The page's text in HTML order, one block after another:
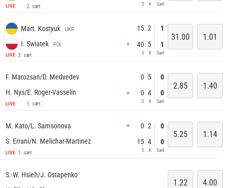
LIVE 2. sæt S K Sæt
Mart. Kostyuk UKR
I. Swiatek POL
LIVE 3. sæt
15
40
S
2
5
K
1
1
Sæt
31.00 1.01
F. Marozsan/D. Medvedev
H. Nys/E. Roger-Vasselin
LIVE 1. sæt
0
0
S
5
4
K
0
0
Sæt
2.85 1.40
M. Kato/L. Samsonova
S. Errani/N. Melichar-Martinez
LIVE 1. sæt
0
15
S
2
4
K
0
0
Sæt
5.25 1.14
S.-W. Hsieh/J. Ostapenko
1.22 4.00